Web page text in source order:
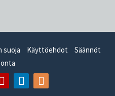
suoja Käyttöehdot
Säännöt